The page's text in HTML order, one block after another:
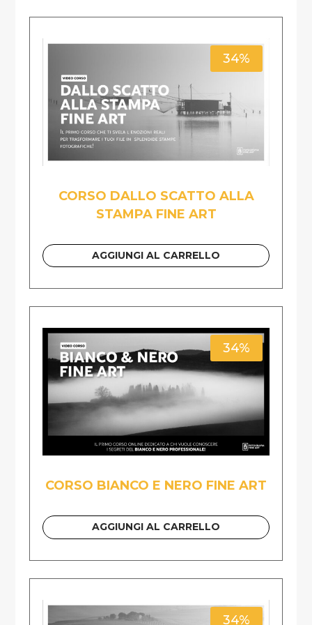
34%
CORSO DALLO SCATTO ALLA
STAMPA FINE ART
AGGIUNGI AL CARRELLO
34%
CORSO BIANCO E NERO FINE ART
AGGIUNGI AL CARRELLO
34%